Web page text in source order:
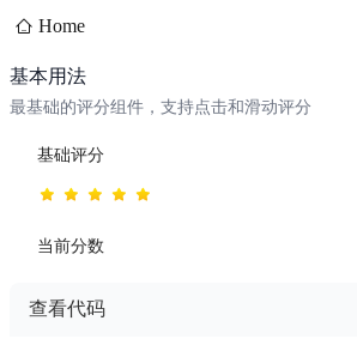
Home
基本用法
最基础的评分组件，支持点击和滑动评分
基础评分
当前分数
查看代码